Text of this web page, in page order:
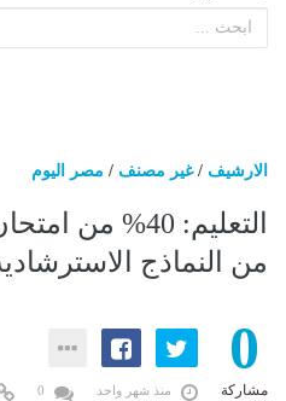
الارشيف /غير مصنف / مصر اليوم
التعليم: 40% من
من النماذج
0
مشاركة منذ شهر واحد